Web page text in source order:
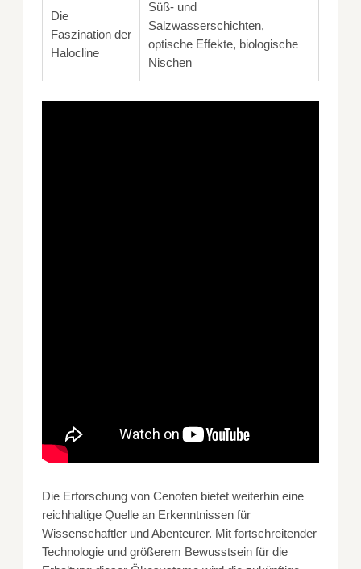
Die
Faszination der
Halocline
Süß- und
Salzwasserschichten,
optische Effekte, biologische
Nischen
Die Erforschung von Cenoten bietet weiterhin eine
reichhaltige Quelle an Erkenntnissen für
Wissenschaftler und Abenteurer. Mit fortschreitender
Technologie und größerem Bewusstsein für die